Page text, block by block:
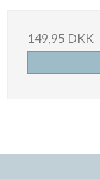
149,95 DKK